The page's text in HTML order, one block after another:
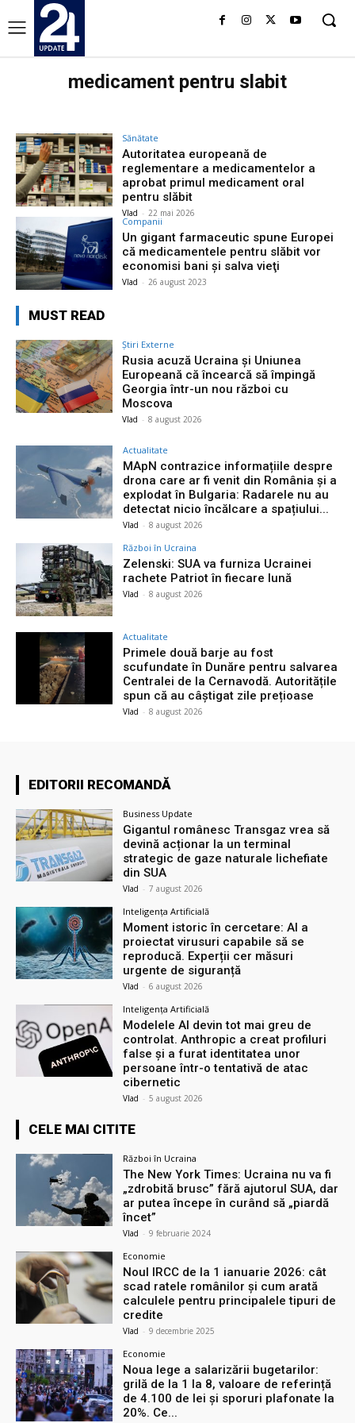
medicament pentru slabit
Sănătate
Autoritatea europeană de
reglementare a medicamentelor a
aprobat primul medicament oral
pentru slăbit
Vlad - 22 mai 2026
Companii
Un gigant farmaceutic spune Europei
că medicamentele pentru slăbit vor
economisi bani şi salva vieţi
Vlad - 26 august 2023
MUST READ
Știri Externe
Rusia acuză Ucraina și Uniunea
Europeană că încearcă să împingă
Georgia într-un nou război cu
Moscova
Vlad - 8 august 2026
Actualitate
MApN contrazice informațiile despre
drona care ar fi venit din România și a
explodat în Bulgaria: Radarele nu au
detectat nicio încălcare a spațiului...
Vlad - 8 august 2026
Război în Ucraina
Zelenski: SUA va furniza Ucrainei
rachete Patriot în fiecare lună
Vlad - 8 august 2026
Actualitate
Primele două barje au fost
scufundate în Dunăre pentru salvarea
Centralei de la Cernavodă. Autoritățile
spun că au câștigat zile prețioase
Vlad - 8 august 2026
EDITORII RECOMANDĂ
Business Update
Gigantul românesc Transgaz vrea să
devină acționar la un terminal
strategic de gaze naturale lichefiate
din SUA
Vlad - 7 august 2026
Inteligența Artificială
Moment istoric în cercetare: AI a
proiectat virusuri capabile să se
reproducă. Experții cer măsuri
urgente de siguranță
Vlad - 6 august 2026
Inteligența Artificială
Modelele AI devin tot mai greu de
controlat. Anthropic a creat profiluri
false și a furat identitatea unor
persoane într-o tentativă de atac
cibernetic
Vlad - 5 august 2026
CELE MAI CITITE
Război în Ucraina
The New York Times: Ucraina nu va fi
„zdrobită brusc” fără ajutorul SUA, dar
ar putea începe în curând să „piardă
încet”
Vlad - 9 februarie 2024
Economie
Noul IRCC de la 1 ianuarie 2026: cât
scad ratele românilor și cum arată
calculele pentru principalele tipuri de
credite
Vlad - 9 decembrie 2025
Economie
Noua lege a salarizării bugetarilor:
grilă de la 1 la 8, valoare de referință
de 4.100 de lei și sporuri plafonate la
20%. Ce...